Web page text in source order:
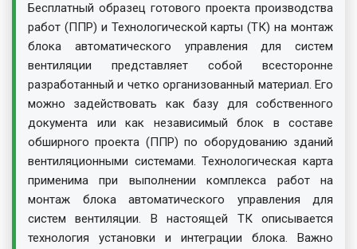
Бесплатный образец готового проекта производства
работ (ППР) и Технологической карты (ТК) на монтаж
блока автоматического управления для систем
вентиляции представляет собой всесторонне
разработанный и четко организованный материал. Его
можно задействовать как базу для собственного
документа или как независимый блок в составе
обширного проекта (ППР) по оборудованию зданий
вентиляционными системами. Технологическая карта
применима при выполнении комплекса работ на
монтаж блока автоматического управления для
систем вентиляции. В настоящей ТК описывается
технология установки и интеграции блока. Важно